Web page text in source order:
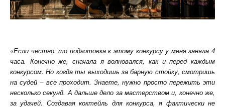
«Если честно, то подготовка к этому конкурсу у меня заняла 4
часа. Конечно же, сначала я волновался, как и перед каждым
конкурсом. Но когда ты выходишь за барную стойку, смотришь
на судей – все проходит. Знаете, нужно просто пережить эти
несколько секунд. А дальше дело за мастерством и, конечно же,
за удачей. Создавая коктейль для конкурса, я фактически не